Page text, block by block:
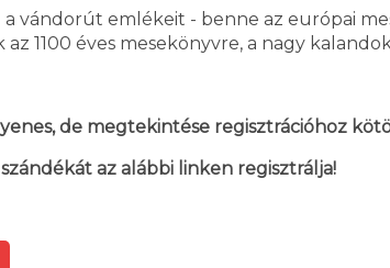
vándorút emlékeit - benne az európai
1100 éves mesekönyvre, a nagy
de megtekintése regisztrációhoz
az alábbi linken regisztrálja!